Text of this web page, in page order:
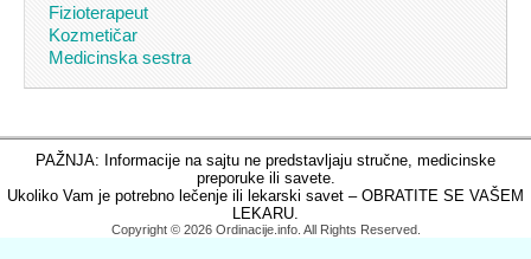
Fizioterapeut
Kozmetičar
Medicinska sestra
PAŽNJA: Informacije na sajtu ne predstavljaju stručne, medicinske
preporuke ili savete.
Ukoliko Vam je potrebno lečenje ili lekarski savet – OBRATITE SE VAŠEM
LEKARU.
Copyright © 2026 Ordinacije.info. All Rights Reserved.